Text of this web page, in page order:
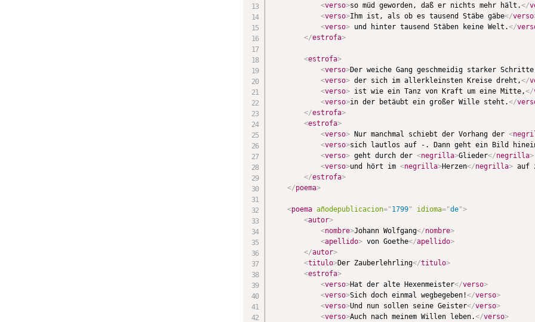
<verso>so müd geworden, daß er nichts mehr hält.</
<verso>Ihm ist, als ob es tausend Stäbe gäbe</verso
<verso> und hinter tausend Stäben keine Welt.</
</estrofa>
<estrofa>
<verso>Der weiche Gang geschmeidig starker
<verso> der sich im allerkleinsten Kreise dreht,</
<verso> ist wie ein Tanz von Kraft um eine Mitte,</
<verso>in der betäubt ein großer Wille steht.</
</estrofa>
<estrofa>
<verso> Nur manchmal schiebt der Vorhang der <
<verso>sich lautlos auf -. Dann geht ein Bild
<verso> geht durch der <negrilla>Glieder</negrilla>
<verso>und hört im <negrilla>Herzen</negrilla> auf
</estrofa>
</poema>
<poema añodepublicacion="1799" idioma="de">
<autor>
<nombre>Johann Wolfgang</nombre>
<apellido> von Goethe</apellido>
</autor>
<titulo>Der Zauberlehrling</titulo>
<estrofa>
<verso>Hat der alte Hexenmeister</verso>
<verso>Sich doch einmal wegbegeben!</verso>
<verso>Und nun sollen seine Geister</verso>
<verso>Auch nach meinem Willen leben.</verso>